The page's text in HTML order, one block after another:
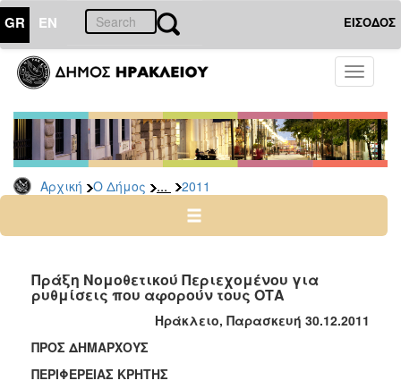
GR EN ΕΙΣΟΔΟΣ
Toggle
Αρχική Ο Δήμος ... 2011
ΔΗΜΟΣ
Δελτία
Τύπου
Αρχείο
2026
2024
2022
2020
2019
Πράξη Νομοθετικού Περιεχομένου για
ρυθμίσεις που αφορούν τους ΟΤΑ
Ηράκλειο, Παρασκευή 30.12.2011
ΠΡΟΣ ΔΗΜΑΡΧΟΥΣ
ΠΕΡΙΦΕΡΕΙΑΣ ΚΡΗΤΗΣ